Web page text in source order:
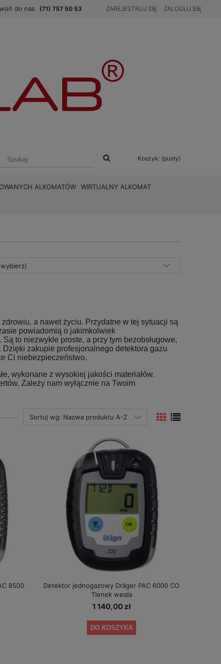
do nas (71) 757 50 53 ZAREJESTRUJ SIĘ ZALOGUJ SIĘ
Koszyk: (pusty)
ALKOMATÓW
WIRTUALNY ALKOMAT
a nawet życiu. Przydatne w tej sytuacji są
powiadomią o jakimkolwiek
to niezwykle proste, a przy tym bezobsługowe,
zakupie profesjonalnego detektora gazu
Ci niebezpieczeństwo.
wykonane z wysokiej jakości materiałów.
Zależy nam wyłącznie na Twoim
Sortuj wg: Nazwa produktu A-Z
8500
Detektor jednogazowy Dräger PAC 6000 CO
Tlenek węgla
1 140,00 zł
DO KOSZYKA